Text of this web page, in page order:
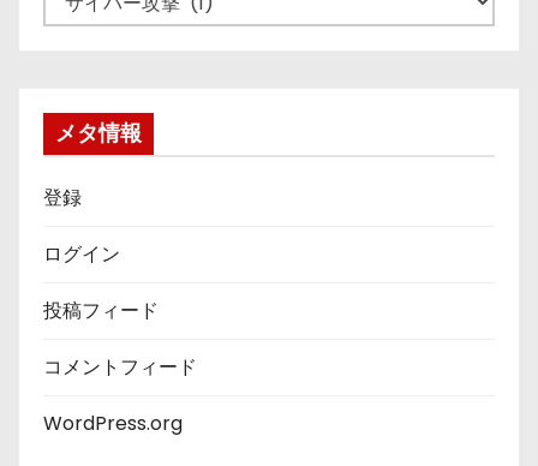
テ
メタ情報
登録
ログイン
投稿フィード
コメントフィード
WordPress.org